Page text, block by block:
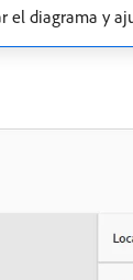
el diagrama y